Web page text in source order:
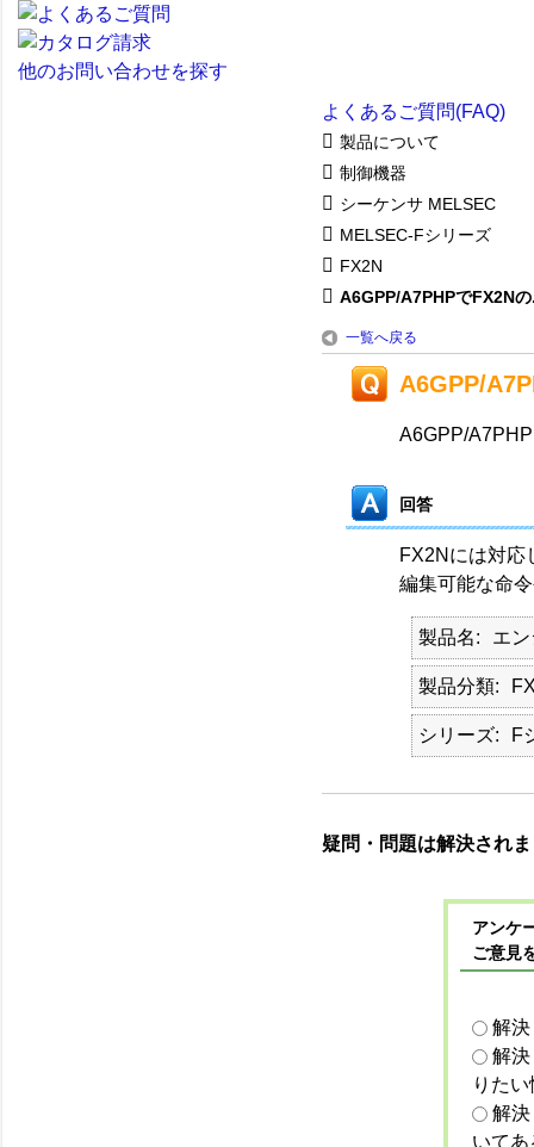
他のお問い合わせを探す
よくあるご質問(FAQ)
製品について
制御機器
シーケンサ MELSEC
MELSEC-Fシリーズ
FX2N
A6GPP/A7PHPでFX2N
一覧へ戻る
A6GPP/
A6GPP/
回答
FX2Nには対応
編集可能な命
製品名 エ
製品分類
シリーズ F
疑問・問題は解決され
アンケ
ご意見
解
解
りた
解
いて